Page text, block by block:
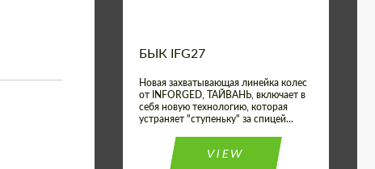
БЫК IFG27
Новая захватывающая линейка колес
от INFORGED, ТАЙВАНЬ, включает в
себя новую технологию, которая
устраняет "ступеньку" за спицей...
VIEW